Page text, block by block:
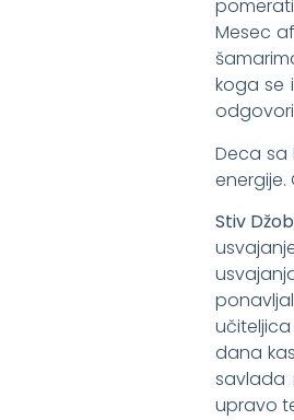
Mesec
koga se
Deca sa
energije.
Stiv
dana
savlada
upravo